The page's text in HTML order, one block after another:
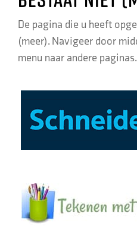
De pagina die u heeft
(meer). Navigeer door
menu naar andere paginas.